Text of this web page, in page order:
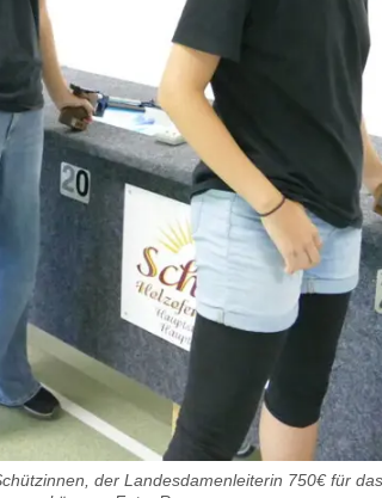
der Landesdamenleiterin 750€ für